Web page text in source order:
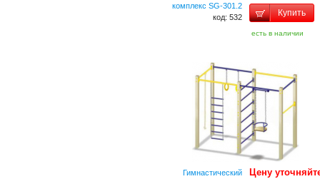
комплекс SG-301.2
код: 532
Купить
есть в наличии
Гимнастический
Цену